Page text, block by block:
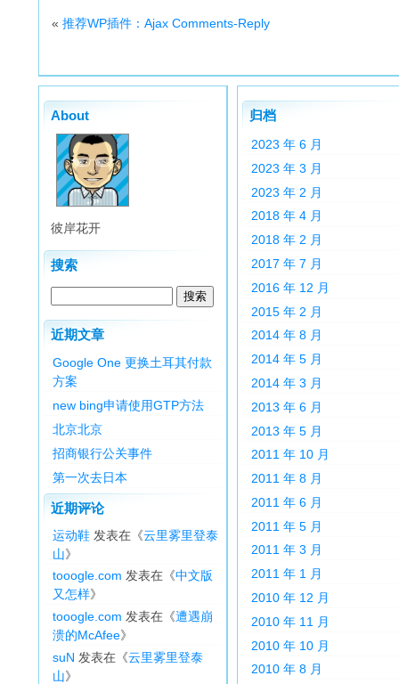
« 推荐WP插件：Ajax Comments-Reply
About
彼岸花开
搜索
近期文章
Google One 更换土耳其付款
方案
new bing申请使用GTP方法
北京北京
招商银行公关事件
第一次去日本
近期评论
运动鞋 发表在《云里雾里登泰
山》
tooogle.com 发表在《中文版
又怎样》
tooogle.com 发表在《遭遇崩
溃的McAfee》
suN 发表在《云里雾里登泰
山》
归档
2023 年 6 月
2023 年 3 月
2023 年 2 月
2018 年 4 月
2018 年 2 月
2017 年 7 月
2016 年 12 月
2015 年 2 月
2014 年 8 月
2014 年 5 月
2014 年 3 月
2013 年 6 月
2013 年 5 月
2011 年 10 月
2011 年 8 月
2011 年 6 月
2011 年 5 月
2011 年 3 月
2011 年 1 月
2010 年 12 月
2010 年 11 月
2010 年 10 月
2010 年 8 月